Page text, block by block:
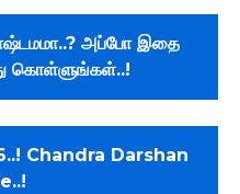
அப்போ இதை
கொள்ளுங்கள்..!
Chandra Darshan